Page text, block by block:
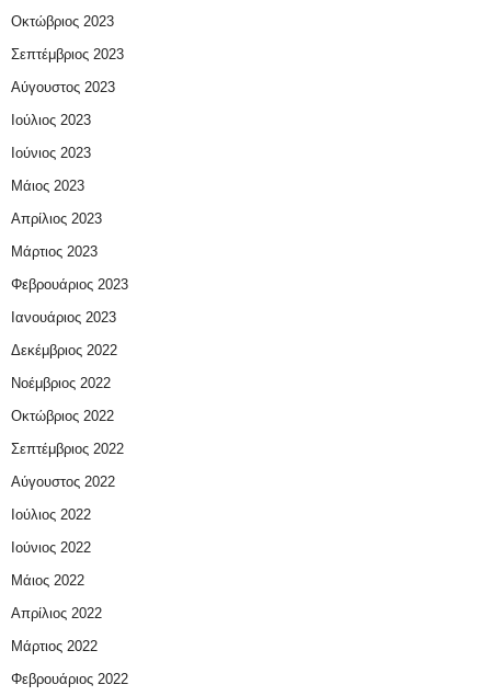
Οκτώβριος 2023
Σεπτέμβριος 2023
Αύγουστος 2023
Ιούλιος 2023
Ιούνιος 2023
Μάιος 2023
Απρίλιος 2023
Μάρτιος 2023
Φεβρουάριος 2023
Ιανουάριος 2023
Δεκέμβριος 2022
Νοέμβριος 2022
Οκτώβριος 2022
Σεπτέμβριος 2022
Αύγουστος 2022
Ιούλιος 2022
Ιούνιος 2022
Μάιος 2022
Απρίλιος 2022
Μάρτιος 2022
Φεβρουάριος 2022